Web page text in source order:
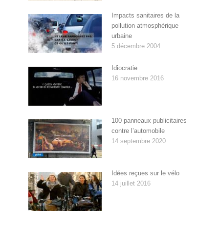
Impacts sanitaires de la
pollution atmosphérique
urbaine
5 décembre 2004
Idiocratie
16 novembre 2016
100 panneaux publicitaires
contre l’automobile
14 septembre 2020
Idées reçues sur le vélo
14 juillet 2016